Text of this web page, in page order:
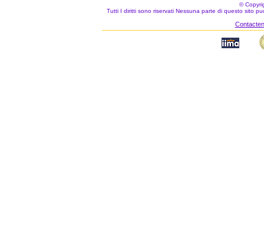
©
Tutti I diritti sono riservati Nessuna parte di questo sito